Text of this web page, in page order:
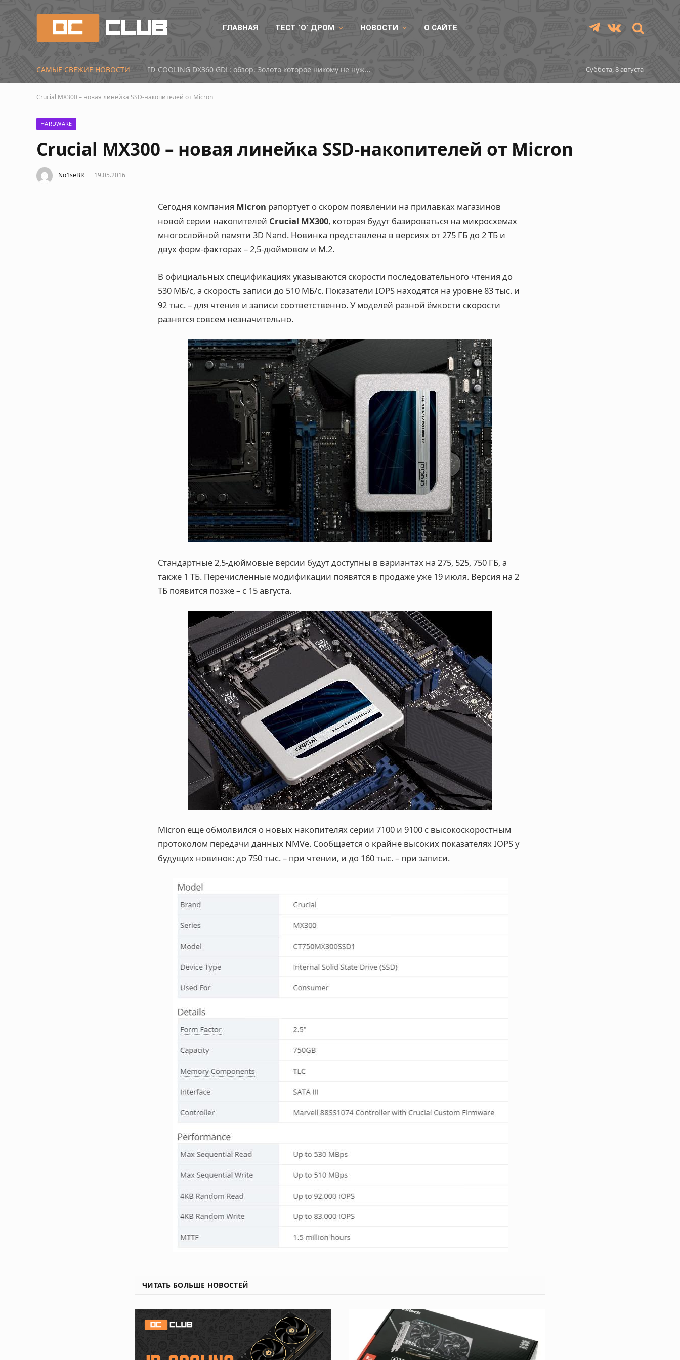
ГЛАВНАЯ ТЕСТ `О` ДРОМ НОВОСТИ О САЙТЕ TelegramVKontakte
САМЫЕ СВЕЖИЕ НОВОСТИ ID-COOLING DX360 GDL: обзор. Золото которое никому не нужно Суббота, 8 августа
Crucial MX300 – новая линейка SSD-накопителей от Micron
HARDWARE
Crucial MX300 – новая линейка SSD-накопителей от Micron
No1seBR 19.05.2016
Сегодня компания Micron рапортует о скором появлении на прилавках магазинов
новой серии накопителей Crucial MX300, которая будут базироваться на микросхемах
многослойной памяти 3D Nand. Новинка представлена в версиях от 275 ГБ до 2 ТБ и
двух форм-факторах – 2,5-дюймовом и M.2.
В официальных спецификациях указываются скорости последовательного чтения до
530 МБ/c, а скорость записи до 510 МБ/с. Показатели IOPS находятся на уровне 83 тыс. и
92 тыс. – для чтения и записи соответственно. У моделей разной ёмкости скорости
разнятся совсем незначительно.
Стандартные 2,5-дюймовые версии будут доступны в вариантах на 275, 525, 750 ГБ, а
также 1 ТБ. Перечисленные модификации появятся в продаже уже 19 июля. Версия на 2
ТБ появится позже – с 15 августа.
Micron еще обмолвился о новых накопителях серии 7100 и 9100 с высокоскоростным
протоколом передачи данных NMVe. Сообщается о крайне высоких показателях IOPS у
будущих новинок: до 750 тыс. – при чтении, и до 160 тыс. – при записи.
ЧИТАТЬ БОЛЬШЕ НОВОСТЕЙ